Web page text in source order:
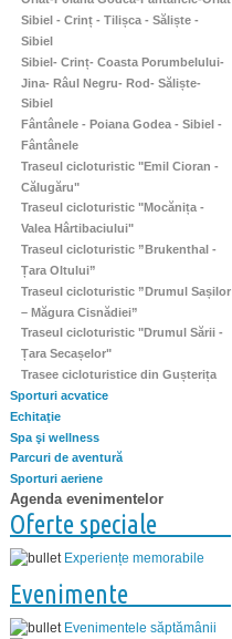
Sibiel - Crinț - Tilișca - Săliște -
Sibiel
Sibiel- Crinț- Coasta Porumbelului-
Jina- Râul Negru- Rod- Săliște-
Sibiel
Fântânele - Poiana Godea - Sibiel -
Fântânele
Traseul cicloturistic "Emil Cioran -
Călugăru"
Traseul cicloturistic "Mocănița -
Valea Hârtibaciului"
Traseul cicloturistic ”Brukenthal -
Țara Oltului”
Traseul cicloturistic ”Drumul Sașilor
– Măgura Cisnădiei”
Traseul cicloturistic "Drumul Sării -
Țara Secașelor"
Trasee cicloturistice din Gușterița
Sporturi acvatice
Echitaţie
Spa şi wellness
Parcuri de aventură
Sporturi aeriene
Agenda evenimentelor
Oferte speciale
Experiențe memorabile
Evenimente
Evenimentele săptămânii